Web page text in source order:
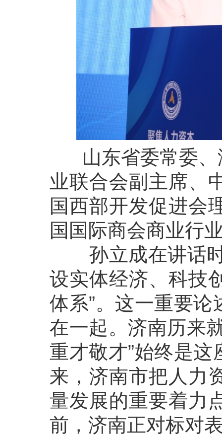
山东省委常委、
业联合会副主席、
国西部开发促进会
国国际商会商业行
孙立成在讲话时
设实体经济、科技
体系”。这一重要
在一起。济南历来
重才敬才”始终是
来，济南市把人力
量发展的重要着力
前，济南正对标对